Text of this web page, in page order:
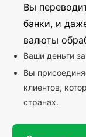
Вы
банки, и
валюты
Ваши деньги
Вы
клиентов,
странах.